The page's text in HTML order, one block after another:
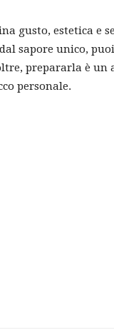
gusto, estetica e
sapore unico,
prepararla è un
personale.